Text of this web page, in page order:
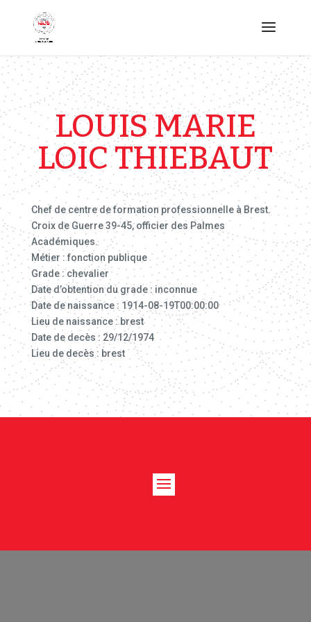
LOUIS MARIE
LOIC THIEBAUT
Chef de centre de formation professionnelle à Brest.
Croix de Guerre 39-45, officier des Palmes
Académiques.
Métier : fonction publique
Grade : chevalier
Date d’obtention du grade : inconnue
Date de naissance : 1914-08-19T00:00:00
Lieu de naissance : brest
Date de decès : 29/12/1974
Lieu de decès : brest